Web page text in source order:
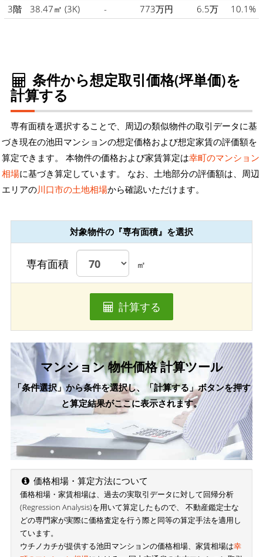
3階 38.47㎡ (3K) - 773万円 6.5万 10.1%
条件から想定取引価格(坪単価)を
計算する
専有面積を選択することで、周辺の類似物件の取引データに基
づき現在の池田マンションの想定価格および想定家賃の評価額を
算定できます。 本物件の価格および家賃算定は幸町のマンション
相場に基づき算定しています。 なお、土地部分の評価額は、周辺
エリアの川口市の土地相場から確認いただけます。
対象物件の『専有面積』を選択
専有面積 ㎡
計算する
マンション 物件価格 計算ツール
「条件選択」から条件を選択し、「計算する」ボタンを押す
と算定結果がここに表示されます。
価格相場・算定方法について
価格相場・家賃相場は、過去の実取引データに対して回帰分析
(Regression Analysis)を用いて算定したもので、 不動産鑑定士な
どの専門家が実際に価格査定を行う際と同等の算定手法を適用し
ています。
ウチノカチが提供する池田マンションの価格相場、家賃相場は幸